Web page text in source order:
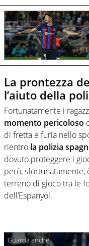
La prontezza
l’aiuto della
Fortunatamente i
momento pericoloso
di fretta e furia nello
rientro la polizia
dovuto proteggere i
però, sfortunatamente,
terreno di gioco tra le
dell’Espanyol.